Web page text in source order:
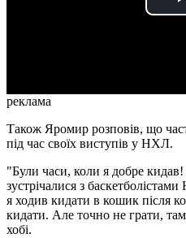
реклама
Також Яромир розповів, що
під час своїх виступів у НХЛ.
"Були часи, коли я добре
зустрічалися з
я ходив кидати в кошик після
кидати. Але точно не грати,
хобі.